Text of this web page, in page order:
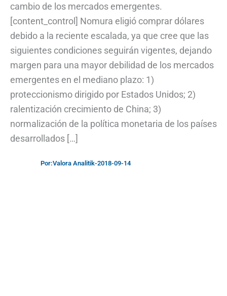
cambio de los mercados emergentes.
[content_control] Nomura eligió comprar dólares
debido a la reciente escalada, ya que cree que las
siguientes condiciones seguirán vigentes, dejando
margen para una mayor debilidad de los mercados
emergentes en el mediano plazo: 1)
proteccionismo dirigido por Estados Unidos; 2)
ralentización crecimiento de China; 3)
normalización de la política monetaria de los países
desarrollados […]
Por:Valora Analitik-2018-09-14